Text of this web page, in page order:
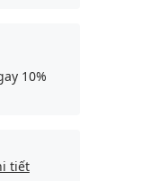
10%
tiết